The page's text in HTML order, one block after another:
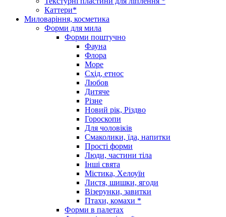
Каттери*
Миловаріння, косметика
Форми для мила
Форми поштучно
Фауна
Флора
Море
Схід, етнос
Любов
Дитяче
Різне
Новий рік, Різдво
Гороскопи
Для чоловіків
Смаколики, їда, напитки
Прості форми
Люди, частини тіла
Інші свята
Містика, Хелоуїн
Листя, шишки, ягоди
Візерунки, завитки
Птахи, комахи *
Форми в палетах